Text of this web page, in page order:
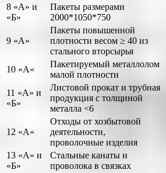
8 «А» и
«Б»
Пакеты размерами
2000*1050*750
9 «А»
Пакеты повышенной
плотности весом ≥ 40 из
стального вторсырья
10 «А»
Пакетируемый металлолом
малой плотности
11 «А» и
«Б»
Листовой прокат и трубная
продукция с толщиной
металла <6
12 «А»
Отходы от хозбытовой
деятельности,
проволочные изделия
13 «А» и
«Б»
Стальные канаты и
проволока в связках